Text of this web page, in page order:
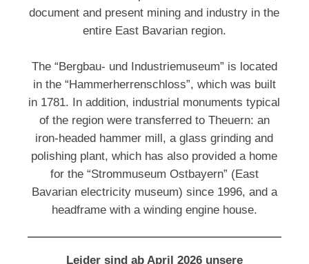
document and present mining and industry in the
entire East Bavarian region.
The “Bergbau- und Industriemuseum” is located
in the “Hammerherrenschloss”, which was built
in 1781. In addition, industrial monuments typical
of the region were transferred to Theuern: an
iron-headed hammer mill, a glass grinding and
polishing plant, which has also provided a home
for the “Strommuseum Ostbayern” (East
Bavarian electricity museum) since 1996, and a
headframe with a winding engine house.
Leider sind ab April 2026 unsere